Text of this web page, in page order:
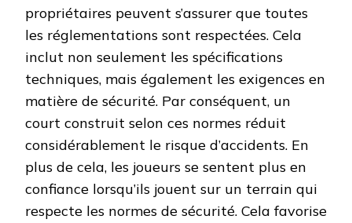
propriétaires peuvent s’assurer que toutes
les réglementations sont respectées. Cela
inclut non seulement les spécifications
techniques, mais également les exigences en
matière de sécurité. Par conséquent, un
court construit selon ces normes réduit
considérablement le risque d’accidents. En
plus de cela, les joueurs se sentent plus en
confiance lorsqu’ils jouent sur un terrain qui
respecte les normes de sécurité. Cela favorise